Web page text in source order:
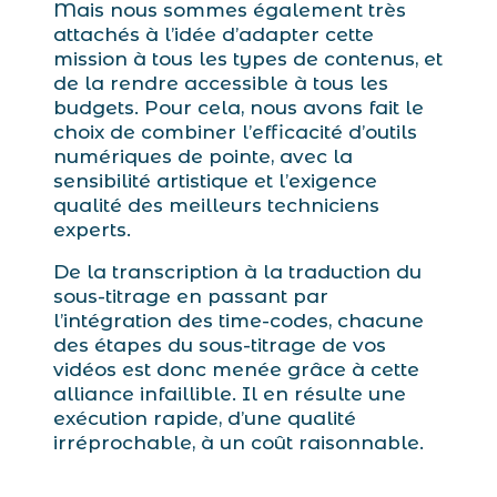
Mais nous sommes également très
attachés à l’idée d’adapter cette
mission à tous les types de contenus, et
de la rendre accessible à tous les
budgets. Pour cela, nous avons fait le
choix de combiner l’efficacité d’outils
numériques de pointe, avec la
sensibilité artistique et l’exigence
qualité des meilleurs techniciens
experts.
De la transcription à la traduction du
sous-titrage en passant par
l’intégration des time-codes, chacune
des étapes du sous-titrage de vos
vidéos est donc menée grâce à cette
alliance infaillible. Il en résulte une
exécution rapide, d’une qualité
irréprochable, à un coût raisonnable.